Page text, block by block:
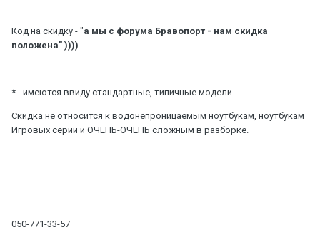
Код на скидку - "а мы с форума Бравопорт - нам скидка
положена" ))))
* - имеются ввиду стандартные, типичные модели.
Скидка не относится к водонепроницаемым ноутбукам, ноутбукам
Игровых серий и ОЧЕНЬ-ОЧЕНЬ сложным в разборке.
050-771-33-57